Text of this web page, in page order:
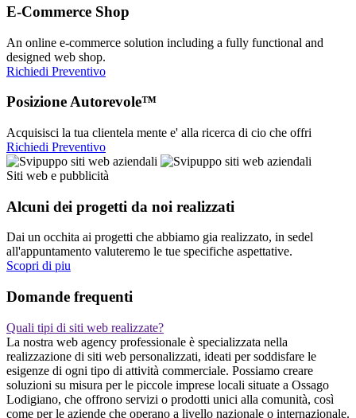
E-Commerce Shop
An online e-commerce solution including a fully functional and
designed web shop.
Richiedi Preventivo
Posizione Autorevole™
Acquisisci la tua clientela mente e' alla ricerca di cio che offri
Richiedi Preventivo
Siti web e pubblicità
Alcuni dei progetti da noi realizzati
Dai un occhita ai progetti che abbiamo gia realizzato, in sedel
all'appuntamento valuteremo le tue specifiche aspettative.
Scopri di piu
Domande frequenti
Quali tipi di siti web realizzate?
La nostra web agency professionale è specializzata nella
realizzazione di siti web personalizzati, ideati per soddisfare le
esigenze di ogni tipo di attività commerciale. Possiamo creare
soluzioni su misura per le piccole imprese locali situate a Ossago
Lodigiano, che offrono servizi o prodotti unici alla comunità, così
come per le aziende che operano a livello nazionale o internazionale.